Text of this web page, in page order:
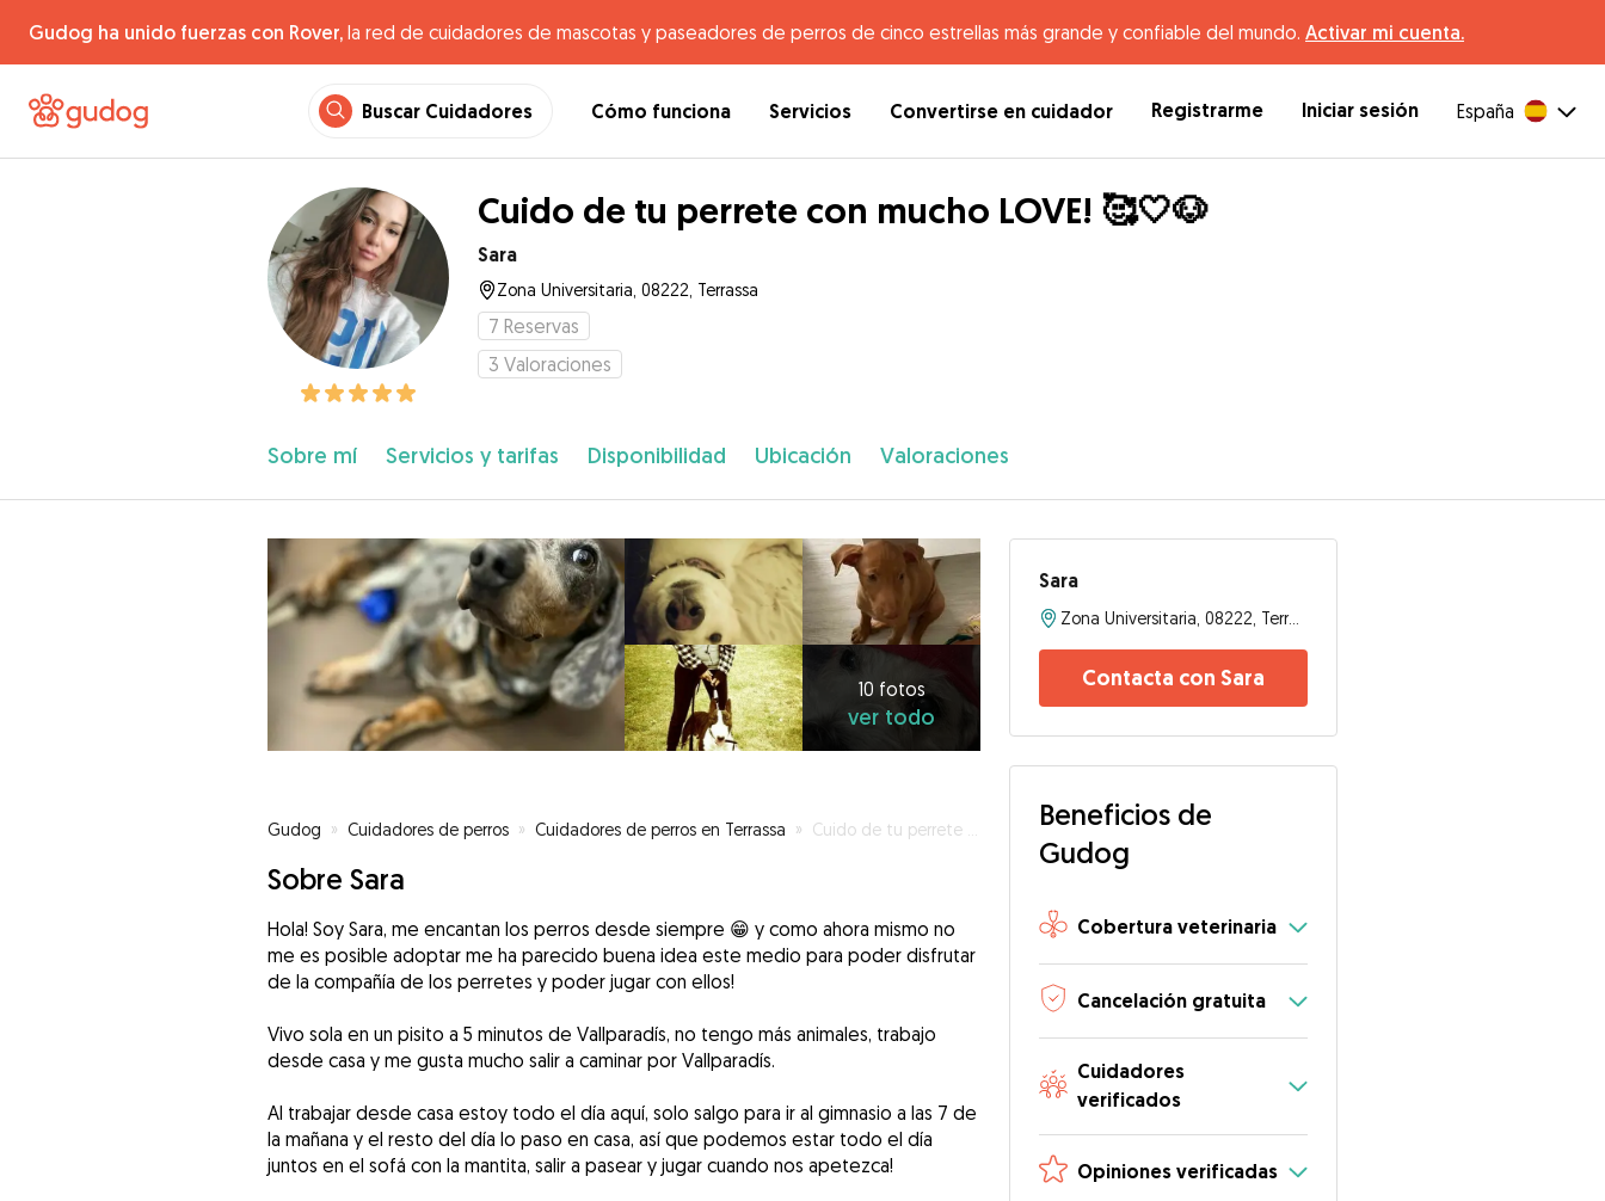
Gudog ha unido fuerzas con Rover, la red de cuidadores de mascotas y paseadores de perros de cinco estrellas más grande y confiable del mundo. Activar mi cuenta.
Buscar Cuidadores Cómo funciona Servicios Convertirse en cuidador Registrarme Iniciar sesión España
Cuido de tu perrete con mucho LOVE! 🥰🤍🐶
Sara
Zona Universitaria, 08222, Terrassa
7 Reservas
3 Valoraciones
Sobre mí Servicios y tarifas Disponibilidad Ubicación Valoraciones
10 fotos
ver todo
Gudog » Cuidadores de perros » Cuidadores de perros en Terrassa » Cuido de tu perrete con mucho LOVE! 🥰🤍🐶
Sobre Sara
Hola! Soy Sara, me encantan los perros desde siempre 😁 y como ahora mismo no
me es posible adoptar me ha parecido buena idea este medio para poder disfrutar
de la compañía de los perretes y poder jugar con ellos!
Vivo sola en un pisito a 5 minutos de Vallparadís, no tengo más animales, trabajo
desde casa y me gusta mucho salir a caminar por Vallparadís.
Al trabajar desde casa estoy todo el día aquí, solo salgo para ir al gimnasio a las 7 de
la mañana y el resto del día lo paso en casa, así que podemos estar todo el día
juntos en el sofá con la mantita, salir a pasear y jugar cuando nos apetezca!
Sara
Zona Universitaria, 08222, Terrassa
Contacta con Sara
Beneficios de
Gudog
Cobertura veterinaria
Cancelación gratuita
Cuidadores
verificados
Opiniones verificadas